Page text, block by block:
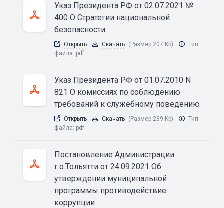
Указ Президента РФ от 02.07.2021 №
400 О Стратегии национальной
безопасности
Открыть Скачать (Размер 207 Kb)
Тип
файла: pdf
Указ Президента РФ от 01.07.2010 N
821 О комиссиях по соблюдению
требований к служебному поведению
Открыть Скачать (Размер 239 Kb)
Тип
файла: pdf
Постановление Администрации
г.о.Тольятти от 24.09.2021 Об
утверждении муниципальной
программы противодействие
коррупции